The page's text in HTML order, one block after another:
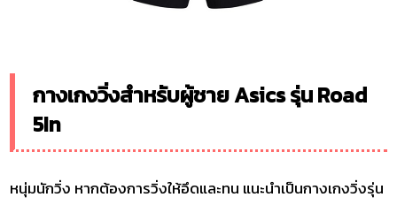
กางเกงวิ่งสำหรับผู้ชาย Asics รุ่น Road
5In
หนุ่มนักวิ่ง หากต้องการวิ่งให้อึดและทน แนะนำเป็นกางเกงวิ่งรุ่น